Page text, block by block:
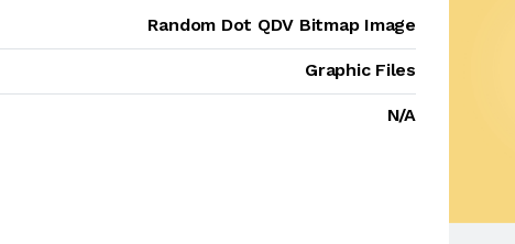
Random Dot QDV Bitmap Image
Graphic Files
N/A